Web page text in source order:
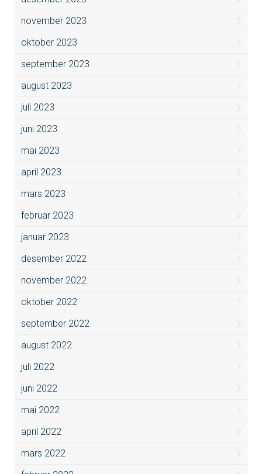
november 2023
oktober 2023
september 2023
august 2023
juli 2023
juni 2023
mai 2023
april 2023
mars 2023
februar 2023
januar 2023
desember 2022
november 2022
oktober 2022
september 2022
august 2022
juli 2022
juni 2022
mai 2022
april 2022
mars 2022